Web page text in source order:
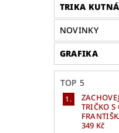
TRIKA
NOVINKY
GRAFIKA
TOP 5
TRIČKO S
349 Kč